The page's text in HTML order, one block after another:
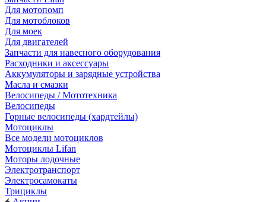
Для мотопомп
Для мотоблоков
Для моек
Для двигателей
Запчасти для навесного оборудования
Расходники и аксессуары
Аккумуляторы и зарядные устройства
Масла и смазки
Велосипеды / Мототехника
Велосипеды
Горные велосипеды (хардтейлы)
Мотоциклы
Все модели мотоциклов
Мотоциклы Lifan
Моторы лодочные
Электротранспорт
Электросамокаты
Трициклы